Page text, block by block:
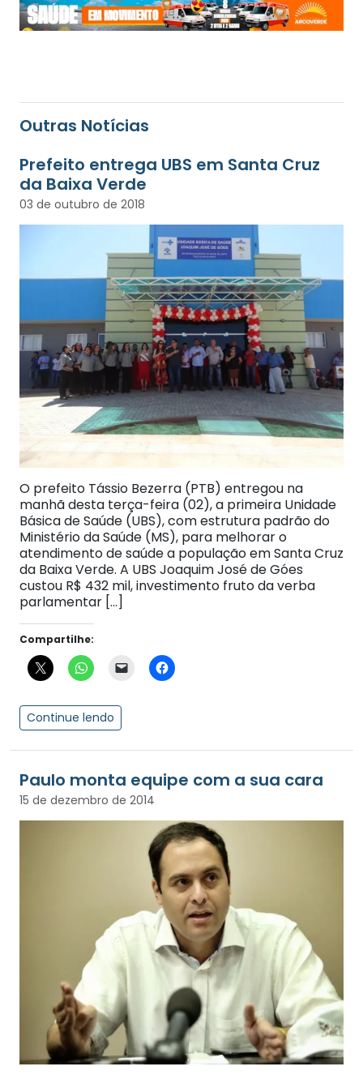
Outras Notícias
Prefeito entrega UBS em Santa Cruz
da Baixa Verde
03 de outubro de 2018
O prefeito Tássio Bezerra (PTB) entregou na
manhã desta terça-feira (02), a primeira Unidade
Básica de Saúde (UBS), com estrutura padrão do
Ministério da Saúde (MS), para melhorar o
atendimento de saúde a população em Santa Cruz
da Baixa Verde. A UBS Joaquim José de Góes
custou R$ 432 mil, investimento fruto da verba
parlamentar […]
Compartilhe:
Continue lendo
Paulo monta equipe com a sua cara
15 de dezembro de 2014